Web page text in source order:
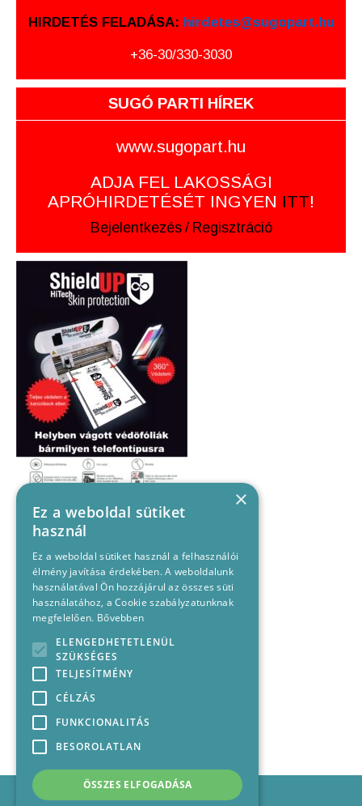
HIRDETÉS FELADÁSA: hirdetes@sugopart.hu
+36-30/330-3030
SUGÓ PARTI HÍREK
www.sugopart.hu
ADJA FEL LAKOSSÁGI
APRÓHIRDETÉSÉT INGYEN ITT!
Bejelentkezés / Regisztráció
Impresszum
×
Ez a weboldal sütiket
használ
Ez a weboldal sütiket használ a felhasználói
élmény javítása érdekében. A weboldalunk
használatával Ön hozzájárul az összes süti
használatához, a Cookie szabályzatunknak
megfelelően. Bővebben
ELENGEDHETETLENÜL
SZÜKSÉGES
TELJESÍTMÉNY
CÉLZÁS
FUNKCIONALITÁS
BESOROLATLAN
ÖSSZES ELFOGADÁSA